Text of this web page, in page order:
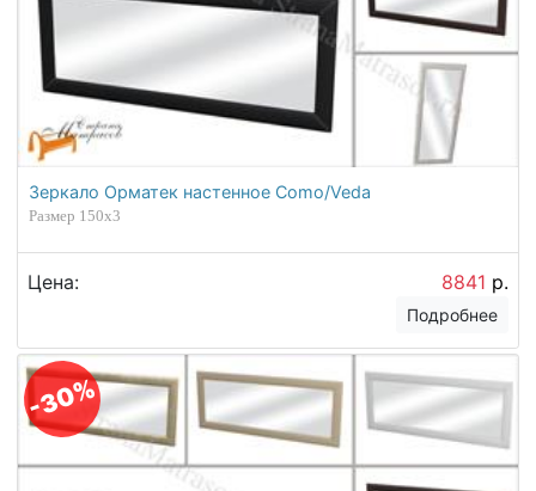
Зеркало Орматек настенное Como/Veda
Размер 150х3
Цена: 8841 р.
Подробнее
-30%